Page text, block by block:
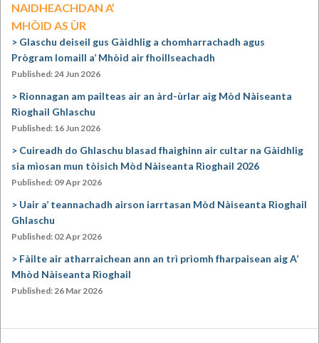
NAIDHEACHDAN A’
MHÒID AS ÙR
Glaschu deiseil gus Gàidhlig a chomharrachadh agus
Prògram Iomaill a’ Mhòid air fhoillseachadh
Published: 24 Jun 2026
Rionnagan am pailteas air an àrd-ùrlar aig Mòd Nàiseanta
Rìoghail Ghlaschu
Published: 16 Jun 2026
Cuireadh do Ghlaschu blasad fhaighinn air cultar na Gàidhlig
sia mìosan mun tòisich Mòd Nàiseanta Rìoghail 2026
Published: 09 Apr 2026
Uair a’ teannachadh airson iarrtasan Mòd Nàiseanta Rìoghail
Ghlaschu
Published: 02 Apr 2026
Fàilte air atharraichean ann an trì prìomh fharpaisean aig A’
Mhòd Nàiseanta Rìoghail
Published: 26 Mar 2026